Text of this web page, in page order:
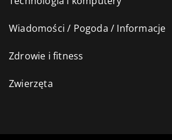
Wiadomości / Pogoda / Informacje
Zdrowie i fitness
Zwierzęta